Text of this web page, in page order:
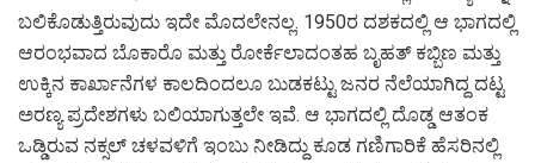
ಬಲಿಕೊಡುತ್ತಿರುವುದು ಇದೇ ಮೊದಲೇನಲ್ಲ. 1950ರ ದಶಕದಲ್ಲಿ ಆ ಭಾಗದಲ್ಲಿ
ಆರಂಭವಾದ ಬೊಕಾರೊ ಮತ್ತು ರೋರ್ಕೆಲಾದಂತಹ ಬೃಹತ್ ಕಬ್ಬಿಣ ಮತ್ತು
ಉಕ್ಕಿನ ಕಾರ್ಖಾನೆಗಳ ಕಾಲದಿಂದಲೂ ಬುಡಕಟ್ಟು ಜನರ ನೆಲೆಯಾಗಿದ್ದ ದಟ್ಟ
ಅರಣ್ಯ ಪ್ರದೇಶಗಳು ಬಲಿಯಾಗುತ್ತಲೇ ಇವೆ. ಆ ಭಾಗದಲ್ಲಿ ದೊಡ್ಡ ಆತಂಕ
ಒಡ್ಡಿರುವ ನಕ್ಸಲ್ ಚಳವಳಿಗೆ ಇಂಬು ನೀಡಿದ್ದು ಕೂಡ ಗಣಿಗಾರಿಕೆ ಹೆಸರಿನಲ್ಲಿ